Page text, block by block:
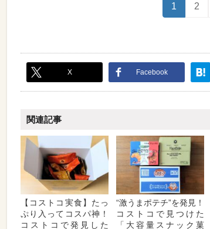
1 2
X Facebook
関連記事
【コストコ実食】たっ
ぷり入ってコスパ神！
コストコで発見した
“激うまポテチ”を発見！
コストコで見つけた
「大容量スナック菓